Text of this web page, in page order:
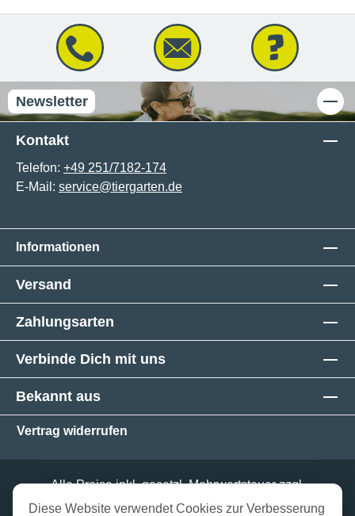
Newsletter
Kontakt
Telefon: +49 251/7182-174
E-Mail: service@tiergarten.de
Informationen
Versand
Zahlungsarten
Verbinde Dich mit uns
Bekannt aus
Vertrag widerrufen
Alle Preise inkl. gesetzl. Mehrwertsteuer zzgl.
Versandkosten und ggf. Nachnahmegebühren, wenn
Diese Website verwendet Cookies zur Verbesserung